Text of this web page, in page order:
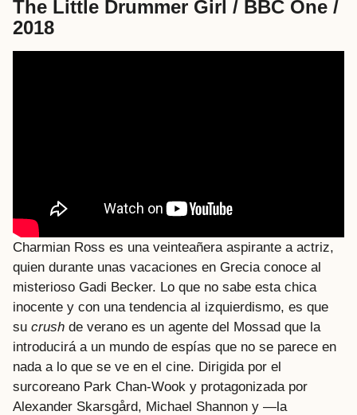
The Little Drummer Girl / BBC One /
2018
Charmian Ross es una veinteañera aspirante a actriz,
quien durante unas vacaciones en Grecia conoce al
misterioso Gadi Becker. Lo que no sabe esta chica
inocente y con una tendencia al izquierdismo, es que
su crush de verano es un agente del Mossad que la
introducirá a un mundo de espías que no se parece en
nada a lo que se ve en el cine. Dirigida por el
surcoreano Park Chan-Wook y protagonizada por
Alexander Skarsgård, Michael Shannon y —la